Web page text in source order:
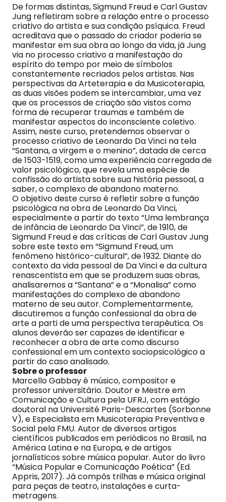
De formas distintas, Sigmund Freud e Carl Gustav
Jung refletiram sobre a relação entre o processo
criativo do artista e sua condição psíquica. Freud
acreditava que o passado do criador poderia se
manifestar em sua obra ao longo da vida, já Jung
via no processo criativo a manifestação do
espírito do tempo por meio de símbolos
constantemente recriados pelos artistas. Nas
perspectivas da Arteterapia e da Musicoterapia,
as duas visões podem se intercambiar, uma vez
que os processos de criação são vistos como
forma de recuperar traumas e também de
manifestar aspectos do inconsciente coletivo.
Assim, neste curso, pretendemos observar o
processo criativo de Leonardo Da Vinci na tela
“Santana, a virgem e o menino”, datada de cerca
de 1503-1519, como uma experiência carregada de
valor psicológico, que revela uma espécie de
confissão do artista sobre sua história pessoal, a
saber, o complexo de abandono materno.
O objetivo deste curso é refletir sobre a função
psicológica na obra de Leonardo Da Vinci,
especialmente a partir do texto “Uma lembrança
de infância de Leonardo Da Vinci”, de 1910, de
Sigmund Freud e das críticas de Carl Gustav Jung
sobre este texto em “Sigmund Freud, um
fenômeno histórico-cultural”, de 1932. Diante do
contexto da vida pessoal de Da Vinci e da cultura
renascentista em que se produzem suas obras,
analisaremos a “Santana” e a “Monalisa” como
manifestações do complexo de abandono
materno de seu autor. Complementarmente,
discutiremos a função confessional da obra de
arte a parti de uma perspectiva terapêutica. Os
alunos deverão ser capazes de identificar e
reconhecer a obra de arte como discurso
confessional em um contexto sociopsicológico a
partir do caso analisado.
Sobre o professor
Marcello Gabbay é músico, compositor e
professor universitário. Doutor e Mestre em
Comunicação e Cultura pela UFRJ, com estágio
doutoral na Université Paris-Descartes (Sorbonne
V), e Especialista em Musicoterapia Preventiva e
Social pela FMU. Autor de diversos artigos
científicos publicados em periódicos no Brasil, na
América Latina e na Europa, e de artigos
jornalísticos sobre música popular. Autor do livro
“Música Popular e Comunicação Poética” (Ed.
Appris, 2017). Já compôs trilhas e música original
para peças de teatro, instalações e curta-
metragens.